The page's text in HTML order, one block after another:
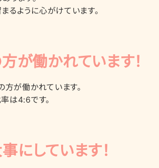
ように心がけています。
が働かれています！
が働かれています。
は4:6です。
にしています！